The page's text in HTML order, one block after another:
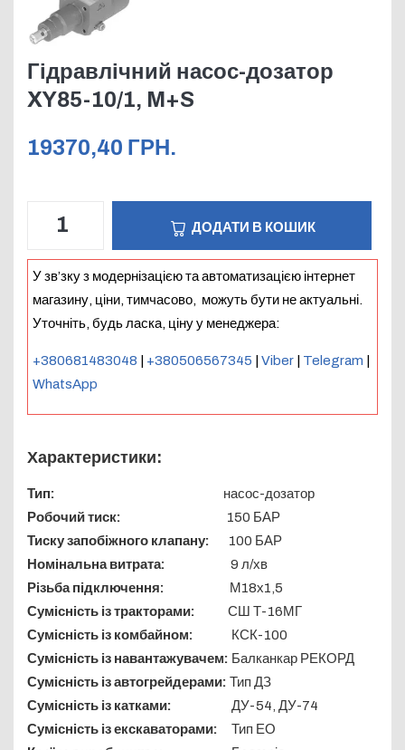
Гідравлічний насос-дозатор
XY85-10/1, M+S
19370,40 ГРН.
ДОДАТИ В КОШИК
У зв’зку з модернізацією та автоматизацією інтернет
магазину, ціни, тимчасово, можуть бути не актуальні.
Уточніть, будь ласка, ціну у менеджера:
+380681483048 +380506567345 Viber Telegram
WhatsApp
Характеристики:
Тип:
насос-дозатор
Робочий тиск: 150 БАР
Тиску запобіжного клапану: 100 БАР
Номінальна витрата:
9 л/хв
Різьба підключення:
М18х1,5
Сумісність із тракторами: СШ Т-16МГ
Сумісність із комбайном:
КСК-100
Сумісність із навантажувачем: Балканкар РЕКОРД
Сумісність із автогрейдерами: Тип ДЗ
Сумісність із катками: ДУ-54, ДУ-74
Сумісність із екскаваторами:
Тип ЕО